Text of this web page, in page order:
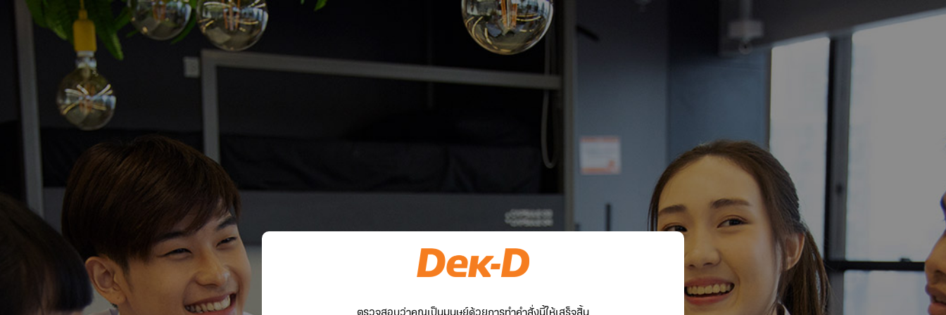
ตรวจสอบว่าคุณเป็นมนุษย์ด้วยการทำคำสั่งนี้ให้เสร็จสิ้น